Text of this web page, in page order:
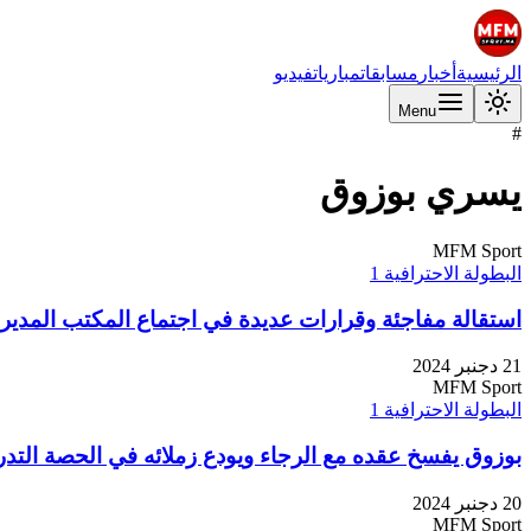
الرئيسية أخبار مسابقاتمبارياتفيديو
Menu
#
يسري بوزوق
MFM Sport
البطولة الاحترافية 1
استقالة مفاجئة وقرارات عديدة في اجتماع المكتب
21 دجنبر 2024
MFM Sport
البطولة الاحترافية 1
بوزوق يفسخ عقده مع الرجاء ويودع زملائه في الحصة
20 دجنبر 2024
MFM Sport